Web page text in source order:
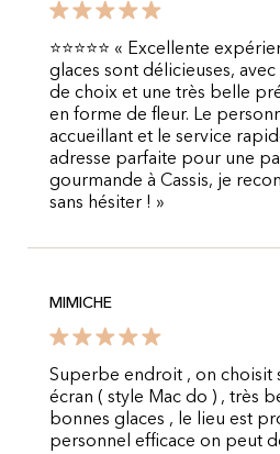
⭐⭐⭐⭐⭐ « Excellente
glaces sont délicieuses,
de choix et une très belle
en forme de fleur. Le
accueillant et le service
adresse parfaite pour une
gourmande à Cassis, je
sans hésiter ! »
MIMICHE
Superbe endroit , on choisit
écran ( style Mac do ) , très
bonnes glaces , le lieu est
personnel efficace on peut